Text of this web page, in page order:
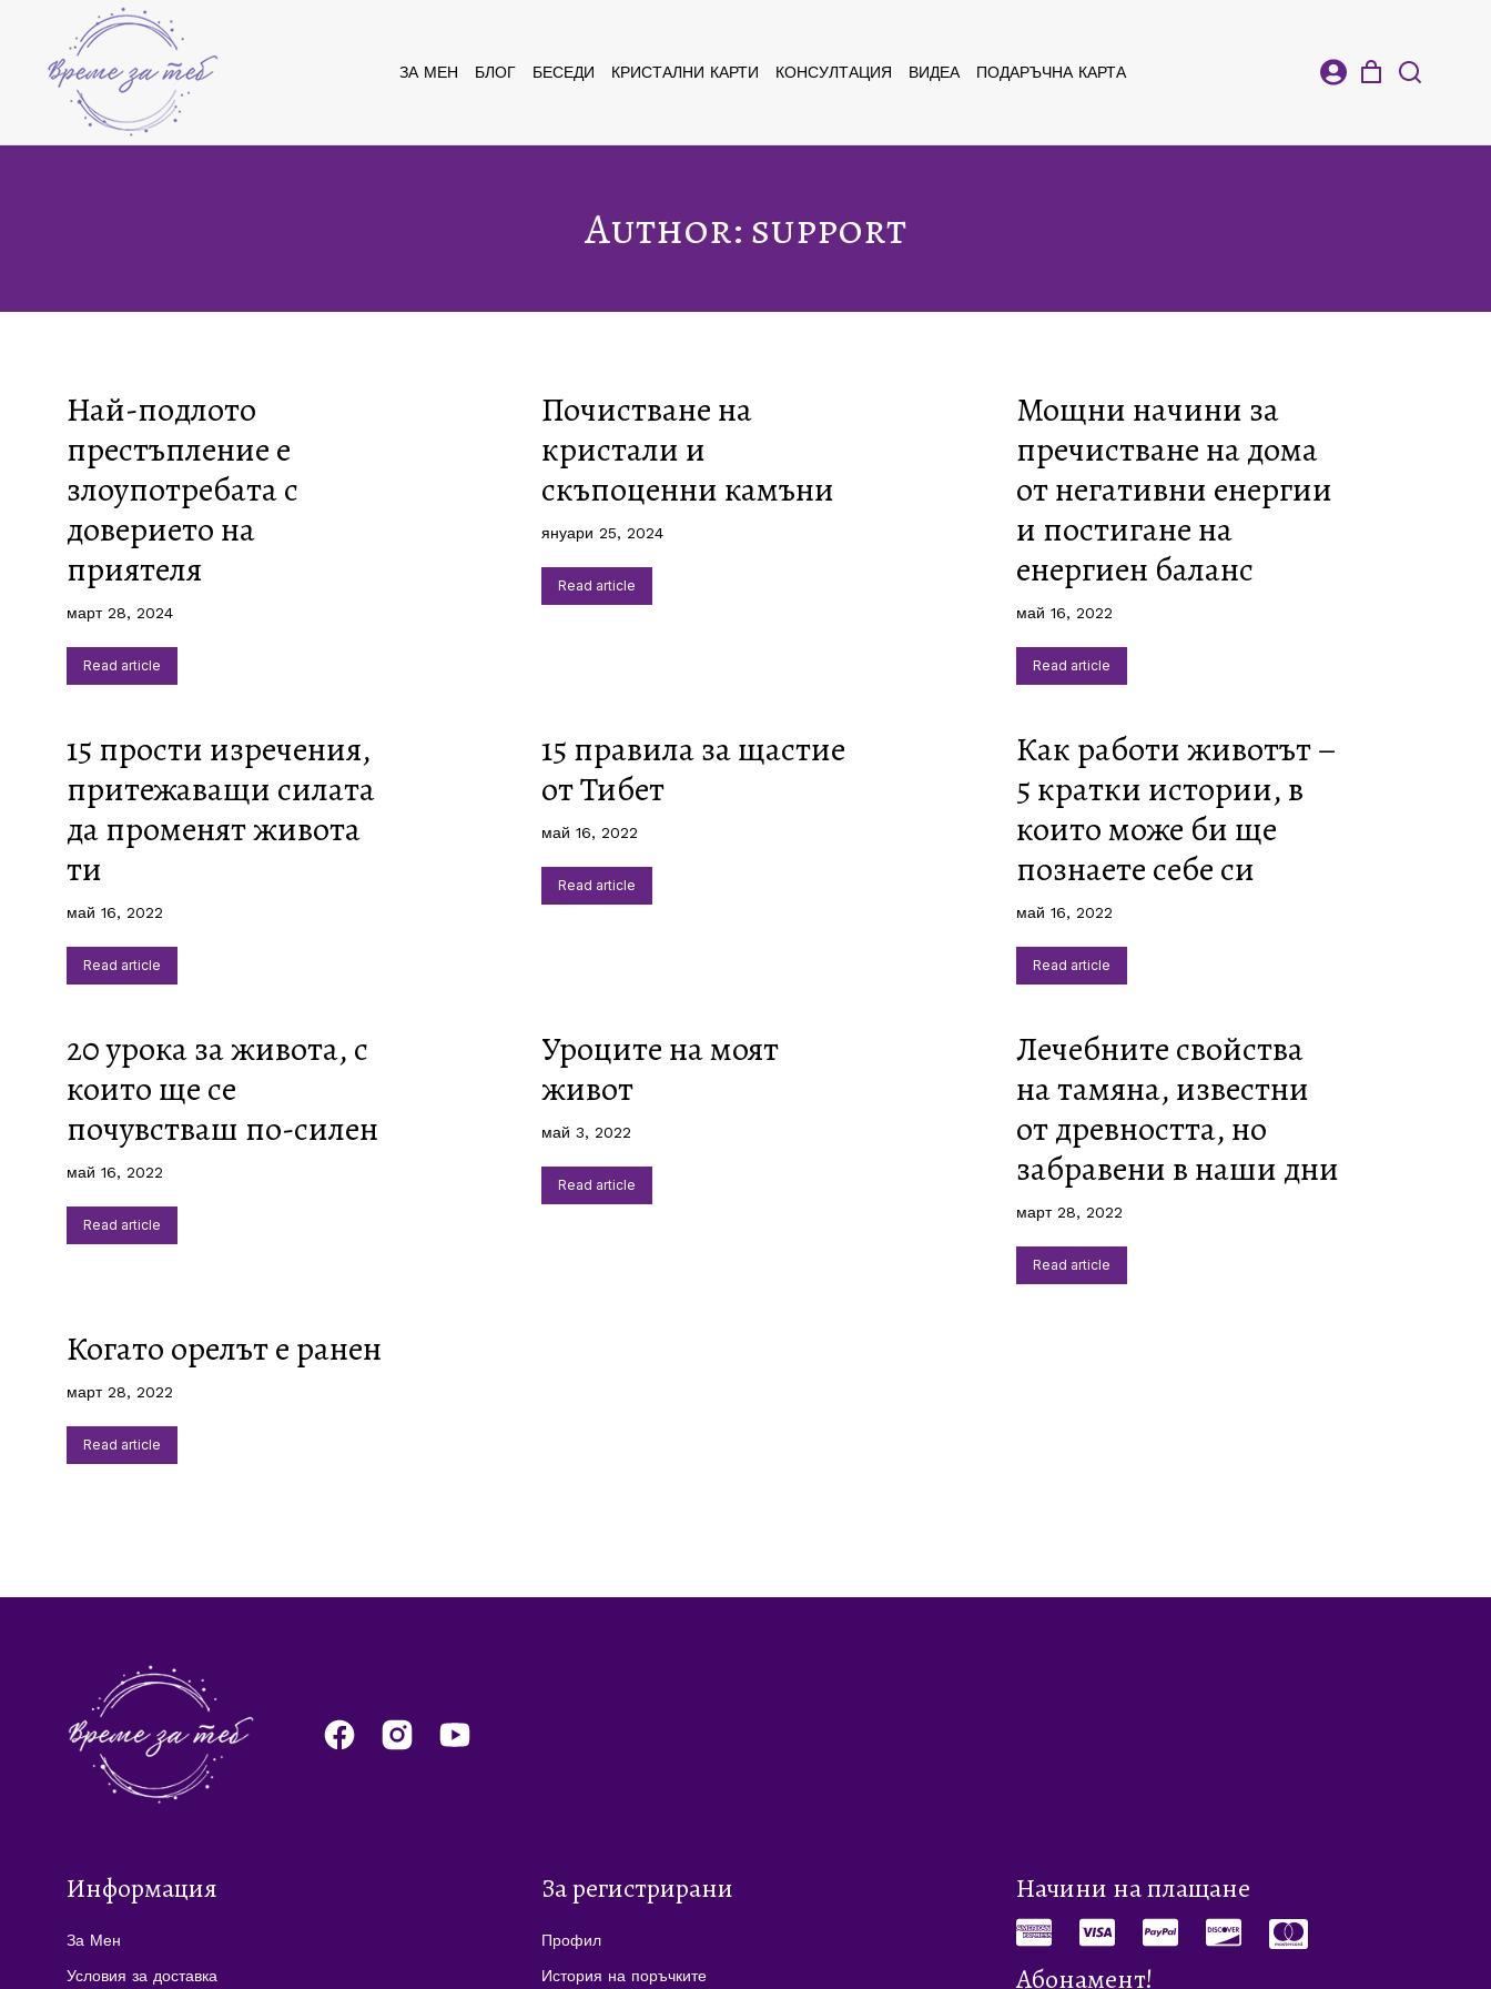
ЗА МЕН БЛОГ БЕСЕДИ КРИСТАЛНИ КАРТИ КОНСУЛТАЦИЯ ВИДЕА ПОДАРЪЧНА КАРТА
Author:support
Най-подлото
престъпление е
злоупотребата с
доверието на
приятеля
март 28, 2024
Read article
Почистване на
кристали и
скъпоценни камъни
януари 25, 2024
Read article
Мощни начини за
пречистване на дома
от негативни енергии
и постигане на
енергиен баланс
май 16, 2022
Read article
15 прости изречения,
притежаващи силата
да променят живота
ти
май 16, 2022
Read article
15 правила за щастие
от Тибет
май 16, 2022
Read article
Как работи животът –
5 кратки истории, в
които може би ще
познаете себе си
май 16, 2022
Read article
20 урока за живота, с
които ще се
почувстваш по-силен
май 16, 2022
Read article
Уроците на моят
живот
май 3, 2022
Read article
Лечебните свойства
на тамяна, известни
от древността, но
забравени в наши дни
март 28, 2022
Read article
Когато орелът е ранен
март 28, 2022
Read article
Информация
За Мен
Условия за доставка
За регистрирани
Профил
История на поръчките
Начини на плащане
Абонамент!